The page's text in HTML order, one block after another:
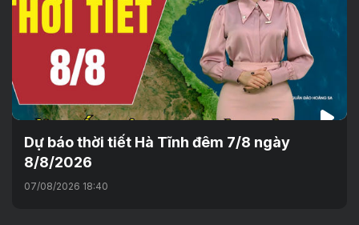
Dự báo thời tiết Hà Tĩnh đêm 7/8 ngày
8/8/2026
07/08/2026 18:40